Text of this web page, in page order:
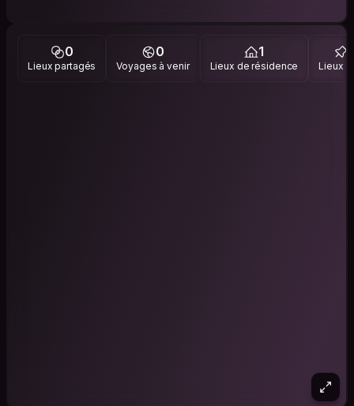
0
Lieux partagés
0
Voyages à venir
1
Lieux de résidence Lieux